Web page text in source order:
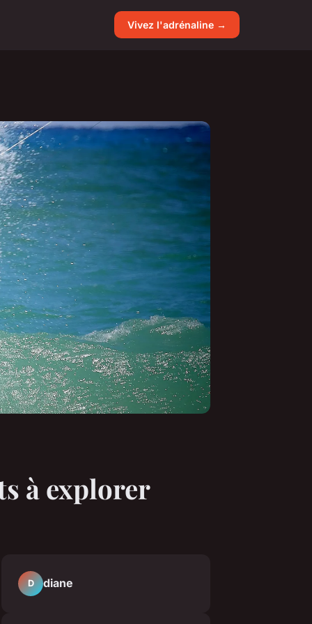
Vivez l'adrénaline →
à explorer
D diane